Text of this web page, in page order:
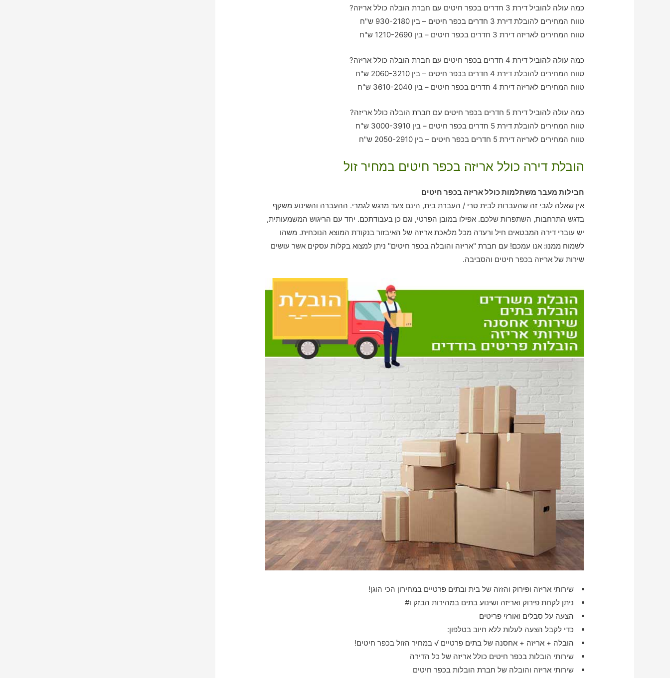
כמה עולה להוביל דירת 3 חדרים בכפר חיטים עם חברת הובלה כולל אריזה?
טווח המחירים להובלת דירת 3 חדרים בכפר חיטים – בין 930-2180 ש"ח
טווח המחירים לאריזה דירת 3 חדרים בכפר חיטים – בין 1210-2690 ש"ח
כמה עולה להוביל דירת 4 חדרים בכפר חיטים עם חברת הובלה כולל אריזה?
טווח המחירים להובלת דירת 4 חדרים בכפר חיטים – בין 2060-3210 ש"ח
טווח המחירים לאריזה דירת 4 חדרים בכפר חיטים – בין 3610-2040 ש"ח
כמה עולה להוביל דירת 5 חדרים בכפר חיטים עם חברת הובלה כולל אריזה?
טווח המחירים להובלת דירת 5 חדרים בכפר חיטים – בין 3000-3910 ש"ח
טווח המחירים לאריזה דירת 5 חדרים בכפר חיטים – בין 2050-2910 ש"ח
הובלת דירה כולל אריזה בכפר חיטים במחיר זול
חבילות מעבר משתלמות כולל אריזה בכפר חיטים
אין שאלה לגבי זה שהעברות לבית טרי / העברת בית, הינם צעד מרגש לגמרי. ההעברה והשינוע משקף
בדגש התרחבות, השתפרות שלכם. אפילו במובן הפרטי, וגם כן בעבודתכם. יחד עם הריגוש המשמעותית,
יש עוברי דירה המבטאים חיל ורעדה מכל מלאכת אריזה של האיבזור בנקודת המוצא הנוכחית. משהו
לשמוח ממנו: אנו עמכם! עם חברת "אריזה והובלה בכפר חיטים" ניתן למצוא בקלות עסקים אשר עושים
שירות של אריזה בכפר חיטים והסביבה.
שירותי אריזה ופירוק והזזה של בית ובתים פרטיים במחירון הכי הוגן!
ניתן לקחת פירוק ואריזה ושינוע בתים במהירות הבזק ו#
הצעה על סבלים ואורזי פריטים
כדי לקבל הצעה לעלות ללא חיוב בטלפון:
הובלה + אריזה + אחסנה של בתים פרטיים √ במחיר הזול בכפר חיטים!
שירותי הובלות בכפר חיטים כולל אריזה של כל הדירה
שירותי אריזה והובלה של חברת הובלות בכפר חיטים